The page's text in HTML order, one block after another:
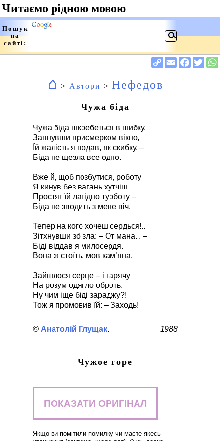
⌂ > Автори > Нефедов
Чужа біда
Чужа біда шкребеться в шибку,
Запнувши присмерком вікно,
Їй жалість я подав, як скибку, –
Біда не щезла все одно.
Вже й, щоб позбутися, роботу
Я кинув без вагань хутчіш.
Простяг їй лагідно турботу –
Біда не зводить з мене віч.
Тепер на кого хочеш сердься!..
Зітхнувши зо́ зла: – От мана... –
Біді віддав я милосердя.
Вона ж стоїть, мов кам’яна.
Зайшлося серце – і гарячу
На розум одягло оброть.
Ну чим іще біді зараджу?!
Тож я промовив їй: – Заходь!
Анатолій Глущак 1988
Чужое горе
ПОКАЗАТИ ОРИГІНАЛ
Якщо ви помітили помилку чи маєте якесь